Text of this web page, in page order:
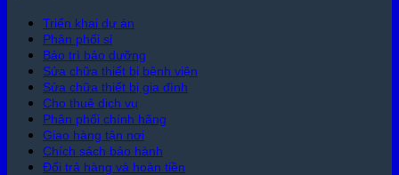
Triển khai dự án
Phân phối sỉ
Bảo trì bảo dưỡng
Sửa chữa thiết bị bệnh viện
Sửa chữa thiết bị gia đình
Cho thuê dịch vụ
Phân phối chính hãng
Giao hàng tận nơi
Chích sách bảo hành
Đổi trả hàng và hoàn tiền